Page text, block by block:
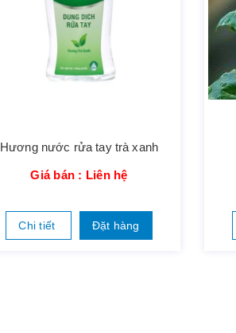
Hương nước rửa tay trà xanh
Giá bán : Liên hệ
Chi tiết Đặt hàng